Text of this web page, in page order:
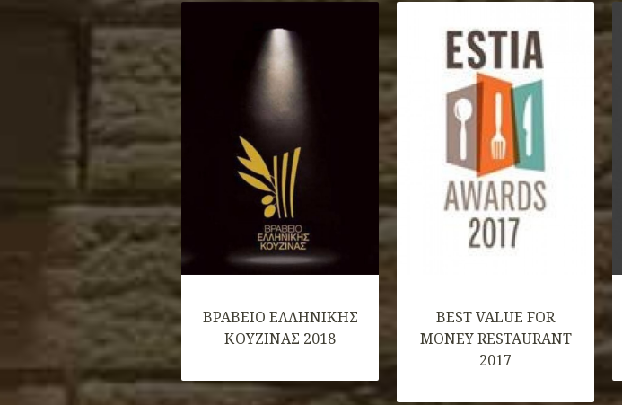
ΒΡΑΒΕΙΟ ΕΛΛHΝΙΚΗΣ
ΚΟΥΖΙΝΑΣ 2018
BEST VALUE FOR
MONEY RESTAURANT
2017